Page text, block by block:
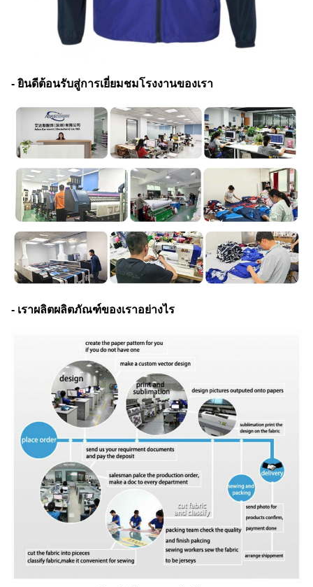
- ยินดีต้อนรับสู่การเยี่ยมชมโรงงานของเรา
- เราผลิตผลิตภัณฑ์ของเราอย่างไร